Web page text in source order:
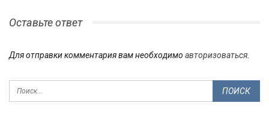
Оставьте ответ
Для отправки комментария вам необходимо авторизоваться